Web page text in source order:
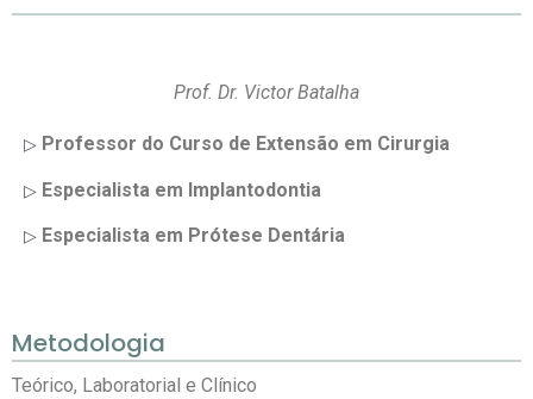
Prof. Dr. Victor Batalha
▷ Professor do Curso de Extensão em Cirurgia
▷ Especialista em Implantodontia
▷ Especialista em Prótese Dentária
Metodologia
Teórico, Laboratorial e Clínico